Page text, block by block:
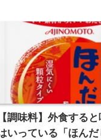
【調味料】外食する
いっている「ほん